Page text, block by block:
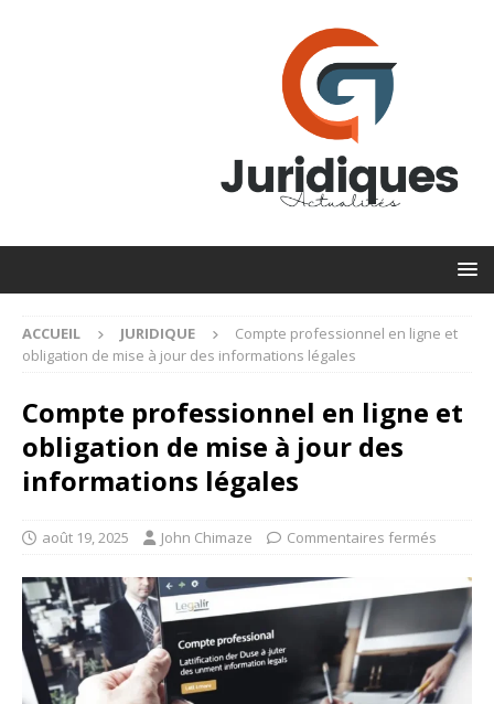
ACCUEIL JURIDIQUE
Compte professionnel en ligne et
obligation de mise à jour des informations légales
Compte professionnel en ligne et
obligation de mise à jour des
informations légales
août 19, 2025 John Chimaze Commentaires fermés